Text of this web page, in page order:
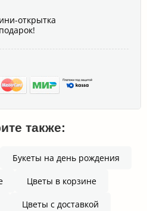
открытка
также:
Букеты на день рождения
Цветы в корзине
Цветы с доставкой